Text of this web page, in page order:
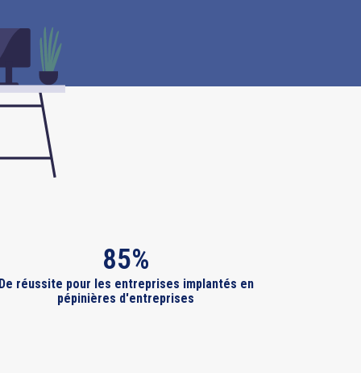
85%
réussite pour les entreprises implantés en
pépinières d'entreprises